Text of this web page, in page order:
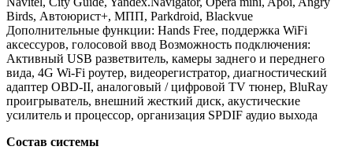
Birds, Автоюрист+, МПП, Parkdroid, Blackvue
Дополнительные функции: Hands Free, поддержка WiFi
аксессуров, голосовой ввод Возможность подключения:
Активный USB разветвитель, камеры заднего и переднего
вида, 4G Wi-Fi роутер, видеорегистратор, диагностический
адаптер OBD-II, аналоговый / цифровой TV тюнер, BluRay
проигрыватель, внешний жесткий диск, акустические
усилитель и процессор, организация SPDIF аудио выхода
Состав системы